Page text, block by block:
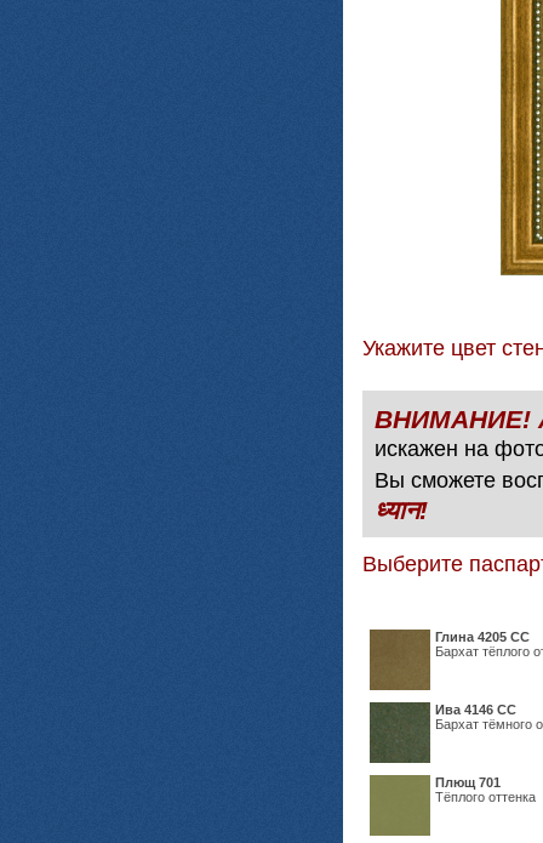
Укажите цвет
искажен на
Вы сможете
ध्यान!
Выберите
Глина 4205 СС
Бархат тёплого
Ива 4146 СС
Бархат тёмного
Плющ 701
Тёплого оттенка